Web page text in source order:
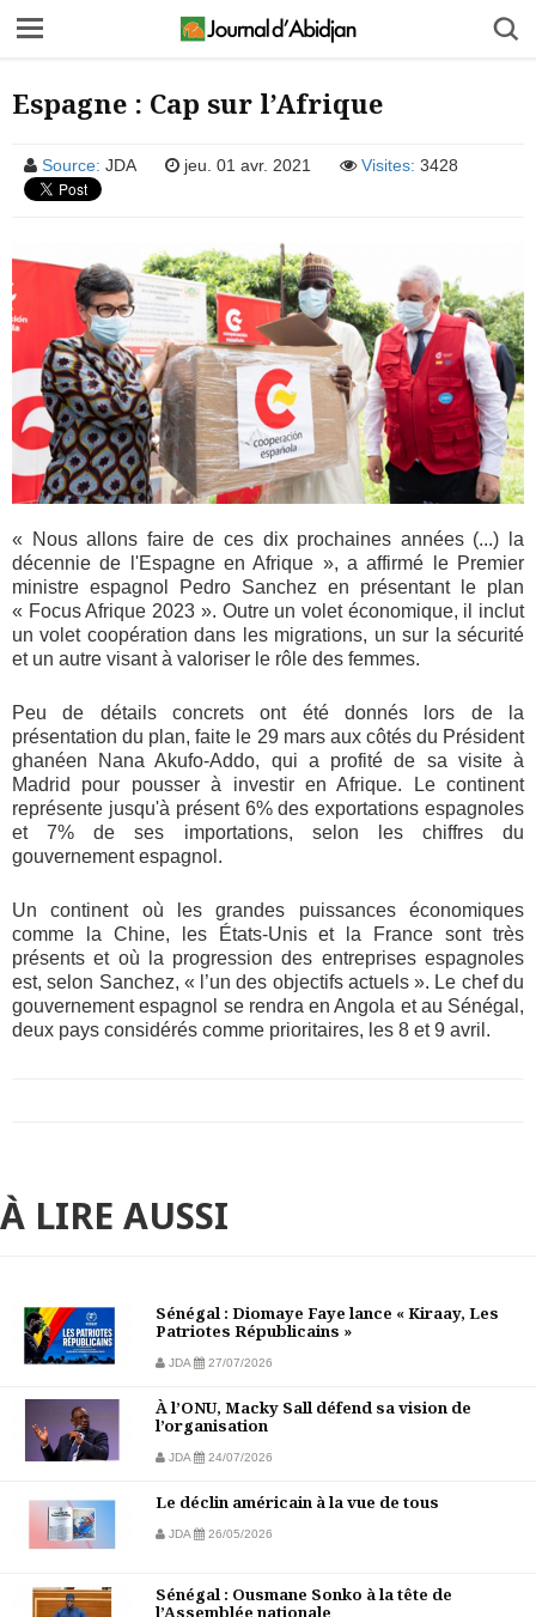
Espagne : Cap sur l’Afrique
Source: JDA jeu. 01 avr. 2021 Visites: 3428
« Nous allons faire de ces dix prochaines années (...) la
décennie de l'Espagne en Afrique », a affirmé le Premier
ministre espagnol Pedro Sanchez en présentant le plan
« Focus Afrique 2023 ». Outre un volet économique, il inclut
un volet coopération dans les migrations, un sur la sécurité
et un autre visant à valoriser le rôle des femmes.
Peu de détails concrets ont été donnés lors de la
présentation du plan, faite le 29 mars aux côtés du Président
ghanéen Nana Akufo-Addo, qui a profité de sa visite à
Madrid pour pousser à investir en Afrique. Le continent
représente jusqu'à présent 6% des exportations espagnoles
et 7% de ses importations, selon les chiffres du
gouvernement espagnol.
Un continent où les grandes puissances économiques
comme la Chine, les États-Unis et la France sont très
présents et où la progression des entreprises espagnoles
est, selon Sanchez, « l’un des objectifs actuels ». Le chef du
gouvernement espagnol se rendra en Angola et au Sénégal,
deux pays considérés comme prioritaires, les 8 et 9 avril.
À LIRE AUSSI
Sénégal : Diomaye Faye lance « Kiraay, Les
Patriotes Républicains »
JDA 27/07/2026
À l’ONU, Macky Sall défend sa vision de
l’organisation
JDA 24/07/2026
Le déclin américain à la vue de tous
JDA 26/05/2026
Sénégal : Ousmane Sonko à la tête de